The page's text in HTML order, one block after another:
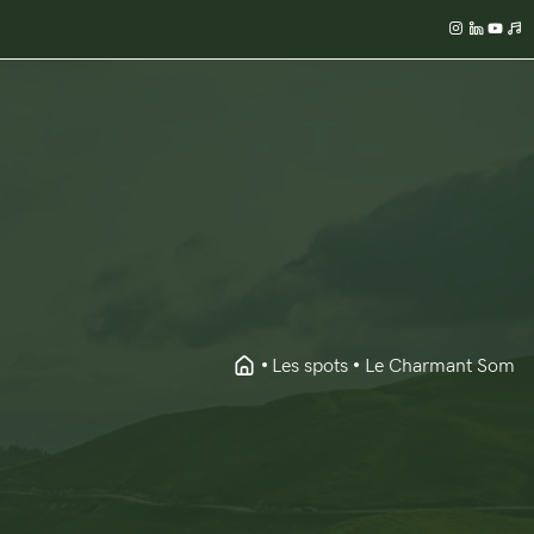
Les spots Le Charmant Som